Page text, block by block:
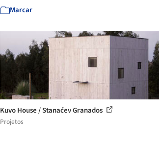
Marcar
Kuvo House / Stanaćev Granados
Projetos